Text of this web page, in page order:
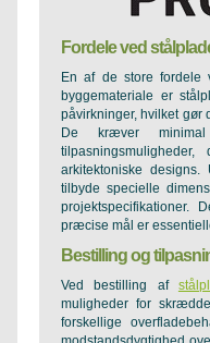
Fordele ved
En af de store fordele
byggemateriale er
påvirkninger, hvilket gør
De kræver
arkitektoniske
tilbyde specielle
projektspecifikationer.
præcise mål er
Bestilling og
Ved bestilling af
muligheder for
forskellige